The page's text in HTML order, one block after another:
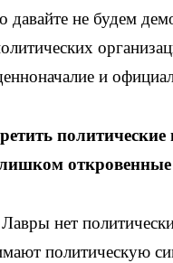
давайте не будем
и
нет
политическую